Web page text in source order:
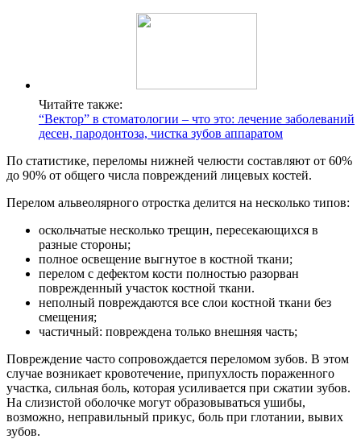
Читайте также:
“Вектор” в стоматологии – что это: лечение заболеваний
десен, пародонтоза, чистка зубов аппаратом
По статистике, переломы нижней челюсти составляют от 60%
до 90% от общего числа повреждений лицевых костей.
Перелом альвеолярного отростка делится на несколько типов:
оскольчатые несколько трещин, пересекающихся в
разные стороны;
полное освещение выгнутое в костной ткани;
перелом с дефектом кости полностью разорван
поврежденный участок костной ткани.
неполный повреждаются все слои костной ткани без
смещения;
частичный: повреждена только внешняя часть;
Повреждение часто сопровождается переломом зубов. В этом
случае возникает кровотечение, припухлость пораженного
участка, сильная боль, которая усиливается при сжатии зубов.
На слизистой оболочке могут образовываться ушибы,
возможно, неправильный прикус, боль при глотании, вывих
зубов.